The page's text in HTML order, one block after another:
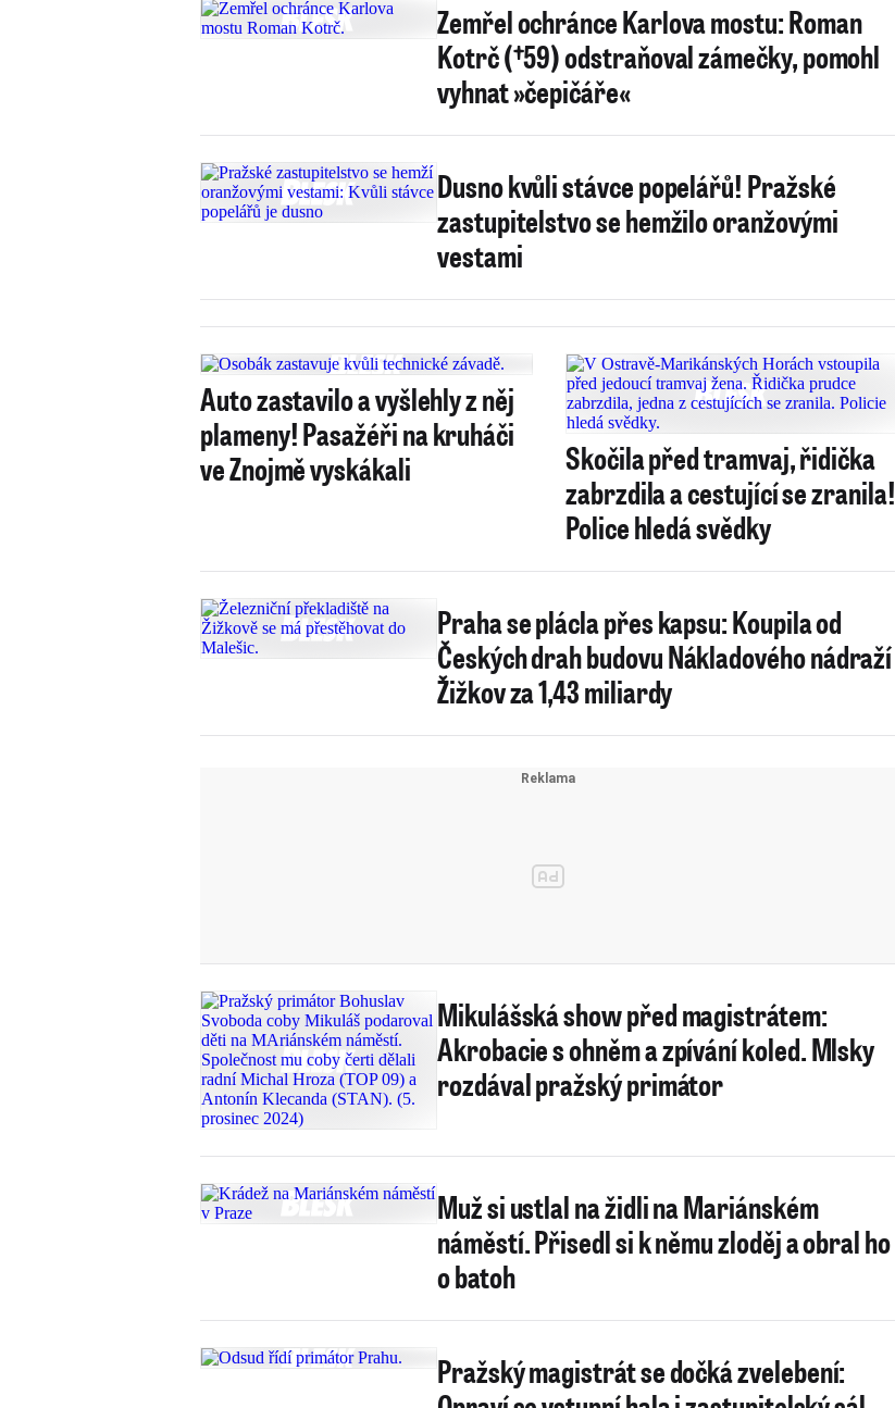
Zemřel ochránce Karlova mostu: Roman
Kotrč (†59) odstraňoval zámečky, pomohl
vyhnat »čepičáře«
Dusno kvůli stávce popelářů! Pražské
zastupitelstvo se hemžilo oranžovými
vestami
Auto zastavilo a vyšlehly z něj
plameny! Pasažéři na kruháči
ve Znojmě vyskákali
Skočila před tramvaj, řidička
zabrzdila a cestující se zranila!
Police hledá svědky
Praha se plácla přes kapsu: Koupila od
Českých drah budovu Nákladového nádraží
Žižkov za 1,43 miliardy
Mikulášská show před magistrátem:
Akrobacie s ohněm a zpívání koled. Mlsky
rozdával pražský primátor
Muž si ustlal na židli na Mariánském
náměstí. Přisedl si k němu zloděj a obral ho
o batoh
Pražský magistrát se dočká zvelebení: